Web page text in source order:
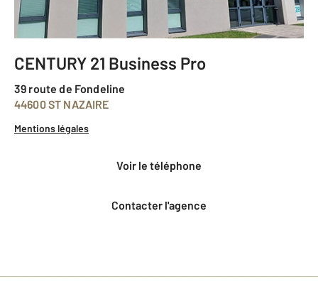
CENTURY 21 Business Pro
39 route de Fondeline
44600 ST NAZAIRE
Mentions légales
voir le téléphone
Contacter l'agence